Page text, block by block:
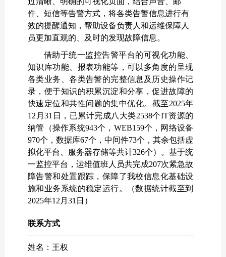
件、短信等告警方式，将各类告警信息进行有
效的提醒通知，帮助设备负责人和运维保障人
员更加直观的、及时的发现故障信息。
借助于统一监控告警平台的可视化功能、
知识库功能、报表功能等，可以多角度的呈现
各类业务、各类告警的完整信息及历史操作记
录，便于知识的积累沉淀和分享，促进故障的
快速定位和共性问题的集中优化。 截至2025年
12 月 31 日，已累计完成八大类2538个IT资源的
纳管（操作系统943个， WEB159个，网络设备
970个，数据库67个，中间件73个，其余包括虚
拟化平台、服务器存储等共计326个）。基于统
一监控平台，运维值班人员共完成207次紧急故
障告警和处置跟踪，保障了我校信息化基础设
施和业务系统的稳定运行。（数据统计截至到
2025年12 月 31 日）
联系方式
姓名：王权